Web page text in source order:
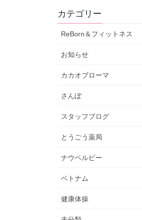
カテゴリー
ReBorn＆フィットネス
お知らせ
カカオブローマ
さんぽ
スタッフブログ
とうごう薬局
ナウベルビー
ベトナム
健康体操